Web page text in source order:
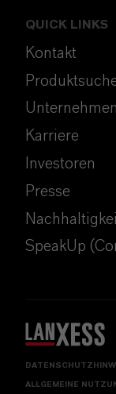
QUICK LINKS
Kontakt
Unternehmen
Karriere
Investoren
Presse
SpeakUp
ALLGEMEINE